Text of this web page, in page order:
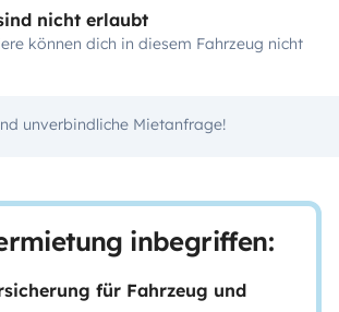
nicht erlaubt
können dich in diesem Fahrzeug nicht
unverbindliche Mietanfrage!
inbegriffen:
für Fahrzeug und